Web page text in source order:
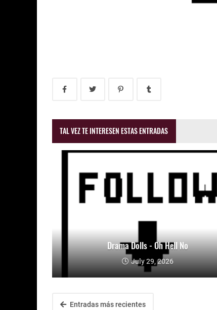
TAL VEZ TE INTERESEN ESTAS ENTRADAS
Drama Dolls - Oh Hell No
July 29, 2026
Entradas más recientes